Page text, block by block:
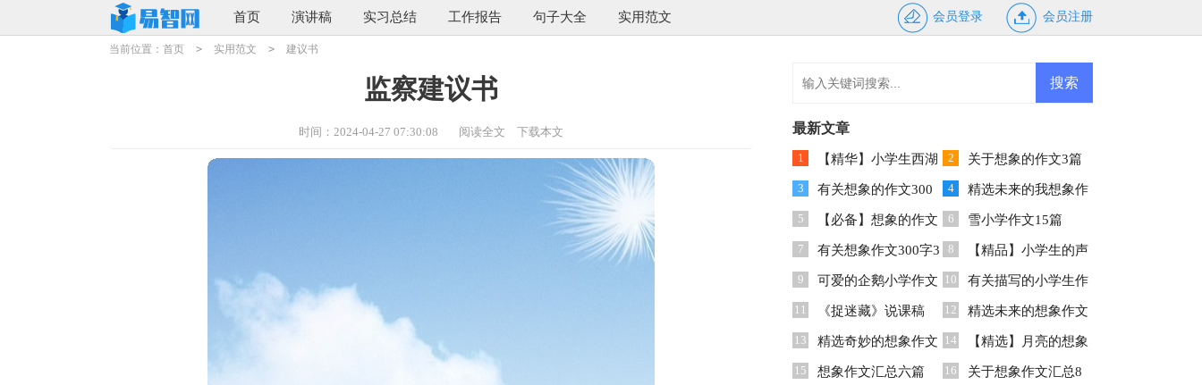
首页 演讲稿 实习总结 工作报告 句子大全 实用范文 会员登录 会员注册
当前位置： 首页 > 实用范文 > 建议书
监察建议书
时间：2024-04-27 07:30:08 阅读全文 下载本文 最新文章
1 【精华】小学生西湖
的作文10篇
2 关于想象的作文3篇
3 有关想象的作文300
字8篇
4 精选未来的我想象作
文合集9篇
5 【必备】想象的作文
汇总六篇
6 雪小学作文15篇
7 有关想象作文300字3
篇
8 【精品】小学生的声
音的作文三篇
9 可爱的企鹅小学作文 10 有关描写的小学生作
文合集7篇
11 《捉迷藏》说课稿 12 精选未来的想象作文
合集五篇
13 精选奇妙的想象作文
汇总九篇
14 【精选】月亮的想象
作文锦集九篇
15 想象作文汇总六篇 16 关于想象作文汇总8